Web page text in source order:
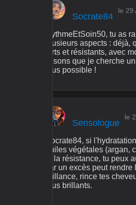
Socrate84
le 29
RythmeEtSoin50, tu as
plusieurs aspects :
forts et résistants, avec
Disons que je cherche
plus possible !
Sensologue
le
Socrate84, si
huiles végétales (argan,
et la résistance, tu peux
car un excès peut
brillance, rince tes
plus brillants.